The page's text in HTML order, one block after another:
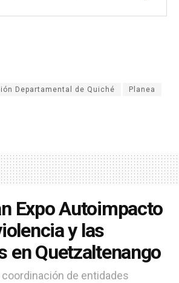
Departamental de Quiché Planea
Expo Autoimpacto
y las
en Quetzaltenango
de entidades